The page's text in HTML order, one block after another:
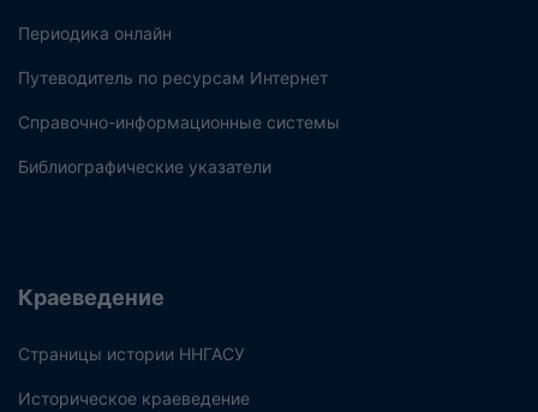
Периодика онлайн
Путеводитель по ресурсам Интернет
Справочно-информационные системы
Библиографические указатели
Краеведение
Страницы истории ННГАСУ
Историческое краеведение